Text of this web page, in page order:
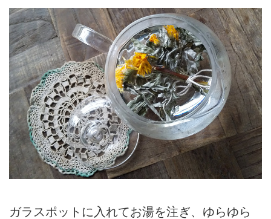
ガラスポットに入れてお湯を注ぎ、ゆらゆら